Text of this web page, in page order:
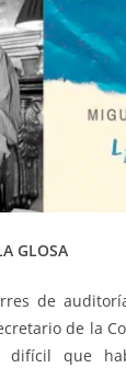
GLOSA
de
de la
difícil que